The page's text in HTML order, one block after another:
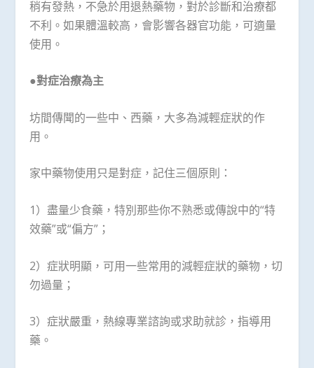
稍有發熱，不急於用退熱藥物，對於診斷和治療都
不利。如果體溫較高，會影響各器官功能，可適量
使用。
●對症治療為主
坊間傳聞的一些中、西藥，大多為減輕症狀的作
用。
家中藥物使用只是對症，記住三個原則：
1）盡量少食藥，特別那些你不熟悉或傳說中的“特
效藥”或“偏方”；
2）症狀明顯，可用一些常用的減輕症狀的藥物，切
勿過量；
3）症狀嚴重，熱線專業諮詢或求助就診，指導用
藥。